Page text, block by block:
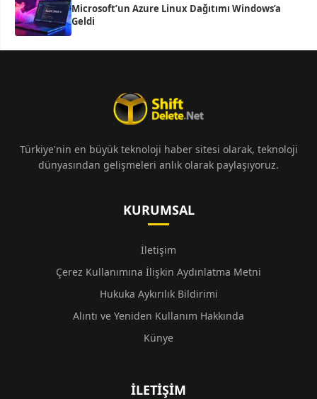
Microsoft’un Azure Linux Dağıtımı Windows’a
Geldi
Türkiye'nin en büyük teknoloji haber sitesi olarak, teknoloji
dünyasından gelişmeleri anlık olarak paylaşıyoruz.
KURUMSAL
İletişim
Çerez Kullanımına İlişkin Aydınlatma Metni
Hukuka Aykırılık Bildirimi
Alıntı ve Yeniden Kullanım Hakkında
Künye
İLETIŞIM